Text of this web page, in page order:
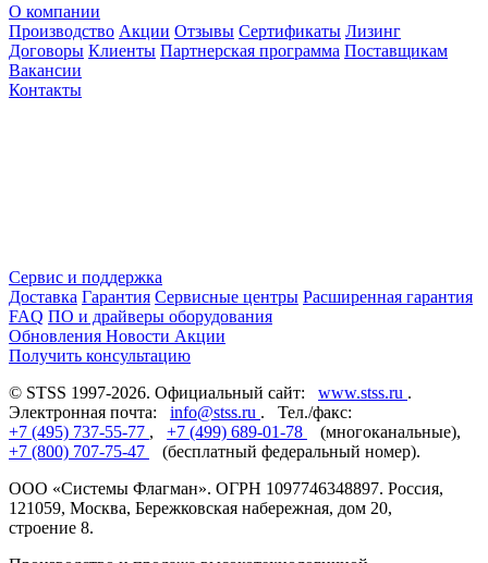
О компании
Производство Акции Отзывы Сертификаты Лизинг
Договоры Клиенты Партнерская программа Поставщикам
Вакансии
Контакты
Сервис и поддержка
Доставка Гарантия Сервисные центры Расширенная гарантия
FAQ ПО и драйверы оборудования
Обновления Новости Акции
Получить консультацию
© STSS 1997-2026. Официальный сайт: www.stss.ru .
Электронная почта: info@stss.ru . Тел./факс:
+7 (495) 737-55-77 , +7 (499) 689-01-78
(многоканальные),
+7 (800) 707-75-47
(бесплатный федеральный номер).
ООО «Системы Флагман». ОГРН 1097746348897. Россия,
121059, Москва, Бережковская набережная, дом 20,
строение 8.